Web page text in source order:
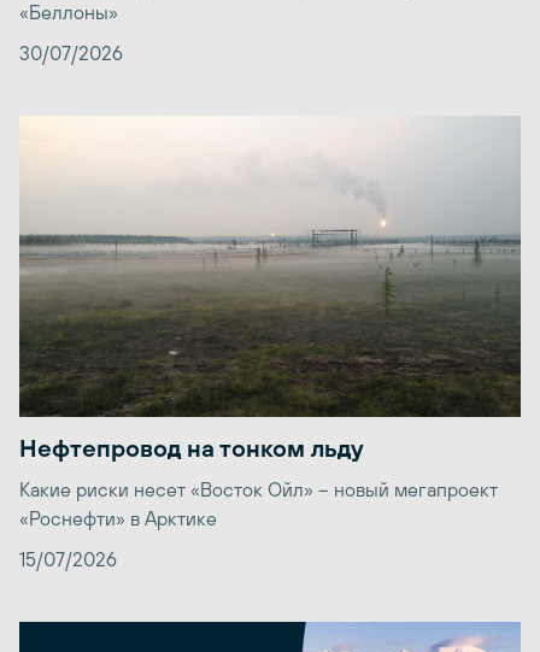
«Беллоны»
30/07/2026
Нефтепровод на тонком льду
Какие риски несет «Восток Ойл» – новый мегапроект
«Роснефти» в Арктике
15/07/2026